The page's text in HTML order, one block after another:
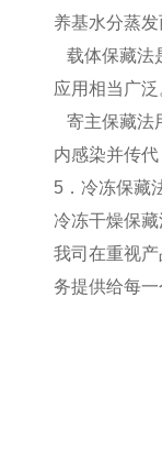
养基水分蒸
载体保藏法
应用相当广泛
寄主保藏法
内感染并传
5．冷冻保藏
冷冻干燥保
我司在重视
务提供给每一